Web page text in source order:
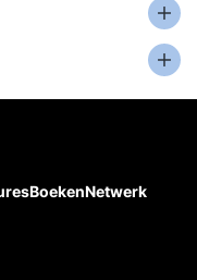
BoekenNetwerk